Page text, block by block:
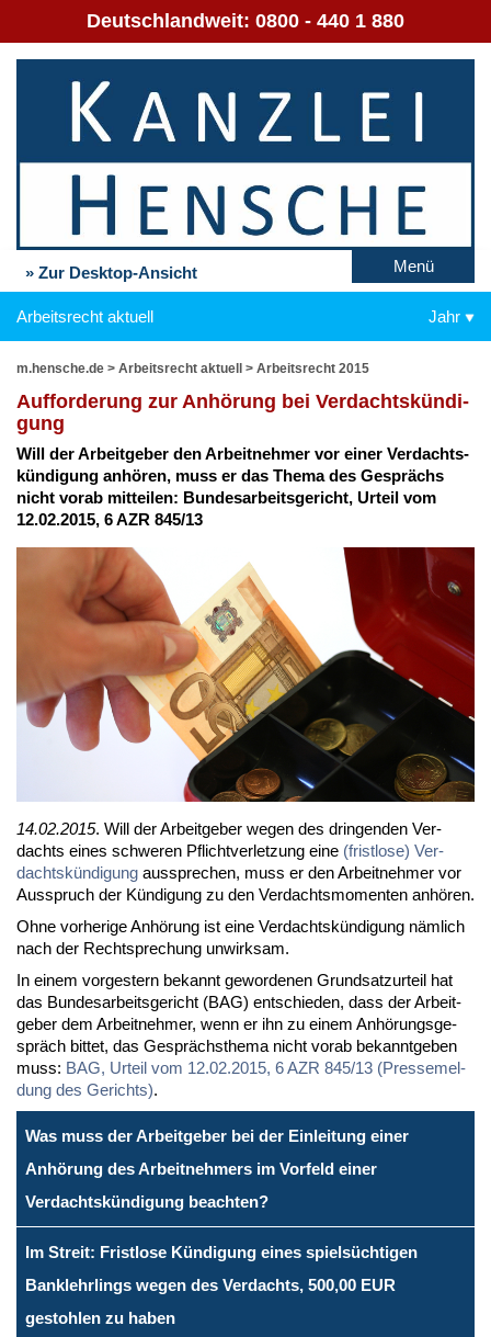
Deutschlandweit: 0800 - 440 1 880
» Zur Desktop-Ansicht Menü
Arbeitsrecht aktuell Jahr
m.hensche.de > Arbeitsrecht aktuell > Arbeitsrecht 2015
Auf­for­de­rung zur An­hö­rung bei Ver­dachts­kün­di­
gung
Will der Ar­beit­ge­ber den Ar­beit­neh­mer vor ei­ner Ver­dachts­
kün­di­gung an­hö­ren, muss er das The­ma des Ge­sprächs
nicht vor­ab mit­tei­len: Bun­des­ar­beits­ge­richt, Ur­teil vom
12.02.2015, 6 AZR 845/13
14.02.2015. Will der Ar­beit­ge­ber we­gen des drin­gen­den Ver­
dachts ei­nes schwe­ren Pflicht­ver­let­zung ei­ne (frist­lo­se) Ver­
dachts­kün­di­gung aus­spre­chen, muss er den Ar­beit­neh­mer vor
Aus­spruch der Kün­di­gung zu den Ver­dachts­mo­men­ten an­hö­ren.
Oh­ne vor­he­ri­ge An­hö­rung ist ei­ne Ver­dachts­kün­di­gung näm­lich
nach der Recht­spre­chung un­wirk­sam.
In ei­nem vor­ges­tern be­kannt ge­wor­de­nen Grund­satz­ur­teil hat
das Bun­des­ar­beits­ge­richt (BAG) ent­schie­den, dass der Ar­beit­
ge­ber dem Ar­beit­neh­mer, wenn er ihn zu ei­nem An­hö­rungs­ge­
spräch bit­tet, das Ge­sprächs­the­ma nicht vor­ab be­kannt­ge­ben
muss: BAG, Ur­teil vom 12.02.2015, 6 AZR 845/13 (Pres­se­mel­
dung des Ge­richts).
Was muss der Arbeitgeber bei der Einleitung einer
Anhörung des Arbeitnehmers im Vorfeld einer
Verdachtskündigung beachten?
Im Streit: Fristlose Kündigung eines spielsüchtigen
Banklehrlings wegen des Verdachts, 500,00 EUR
gestohlen zu haben